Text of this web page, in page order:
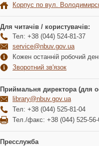
Корпус по вул.
Для читачів / користувачів:
Тел: +38 (044) 524-81-37
service@nbuv.gov.ua
Кожен останній робочий
Зворотний зв'язок
Приймальня директора (для
library@nbuv.gov.ua
Тел: +38 (044) 525-81-04
Тел./факс: +38 (044) 525-56-
Пресслужба